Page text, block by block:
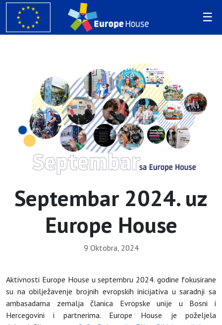
Septembar 2024. uz
Europe House
9 Oktobra, 2024
Aktivnosti Europe House u septembru 2024. godine fokusirane
su na obilježavenje brojnih evropskih inicijativa u saradnji sa
ambasadama zemalja članica Evropske unije u Bosni i
Hercegovini i partnerima. Europe House je poželjela